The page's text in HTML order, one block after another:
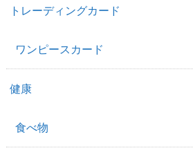
トレーディングカード
ワンピースカード
健康
食べ物